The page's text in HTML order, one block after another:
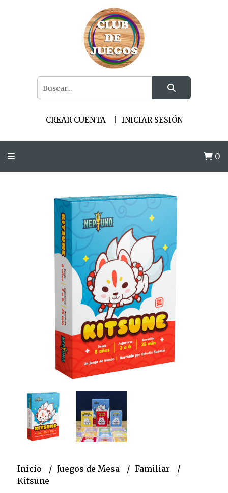
CREAR CUENTA INICIAR SESIÓN
0
Inicio Juegos de Mesa
Familiar
Kitsune